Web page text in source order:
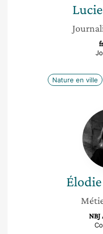
Lucie
Nature en ville
Élodie
NBJ